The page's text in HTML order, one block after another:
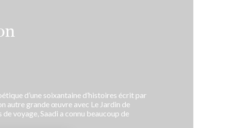
d’une soixantaine d’histoires écrit par
autre grande œuvre avec Le Jardin de
voyage, Saadi a connu beaucoup de